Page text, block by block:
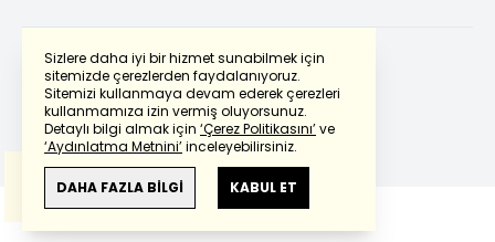
Sizlere daha iyi bir hizmet sunabilmek için
sitemizde çerezlerden faydalanıyoruz.
Sitemizi kullanmaya devam ederek çerezleri
kullanmamıza izin vermiş oluyorsunuz.
Detaylı bilgi almak için ‘Çerez Politikasını’ve
‘Aydınlatma Metnini’inceleyebilirsiniz.
DAHA FAZLA BİLGİ KABUL ET
Powered by Translate
Bu çevirideGoogle Transletekullanılmıştır.
Anlam ve çeviri hatalarından
haberturk.com
sorumlu değildir.